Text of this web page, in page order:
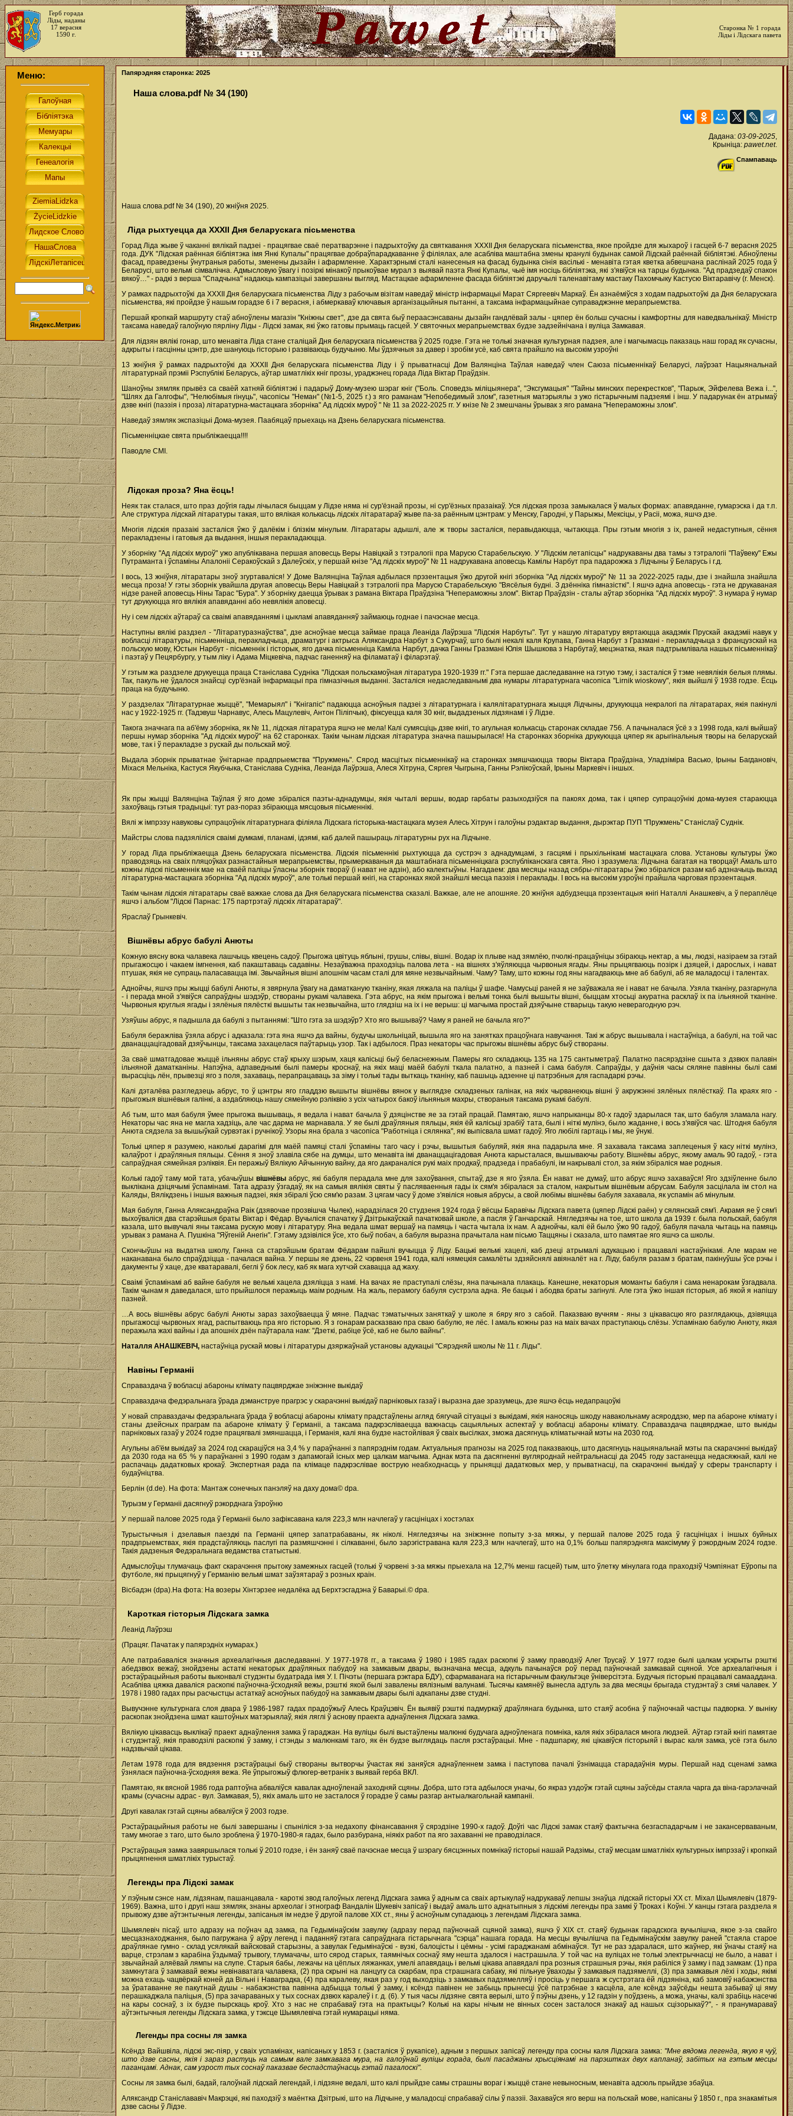
Герб горада
Ліды, наданы
17 верасня
1590 г.
Старонка № 1 горада
Ліды і Лідскага павета
Меню: Папярэдняя старонка: 2025
Наша слова.pdf № 34 (190)
Дадана: 03-09-2025,
Крыніца: pawet.net.
Спампаваць
Наша слова.pdf № 34 (190), 20 жніўня 2025.
Ліда рыхтуецца да ХХХII Дня беларускага пісьменства
Горад Ліда жыве ў чаканні вялікай падзеі - працягвае сваё ператварэнне і падрыхтоўку да святкавання ХХХII Дня беларускага пісьменства, якое пройдзе для жыхароў і гасцей 6-7 верасня 2025
года. ДУК "Лідская раённая бібліятэка імя Янкі Купалы" працягвае добраўпарадкаванне ў філіялах, але асабліва маштабна змены кранулі будынак самой Лідскай раённай бібліятэкі. Абноўлены
фасад, праведзены ўнутраныя работы, зменены дызайн і афармленне. Характэрнымі сталі нанесеныя на фасад будынка сінія васількі - менавіта гэтая кветка абвешчана раслінай 2025 года ў
Беларусі, што вельмі сімвалічна. Адмысловую ўвагу і позіркі мінакоў прыкоўвае мурал з выявай паэта Янкі Купалы, чыё імя носіць бібліятэка, які з'явіўся на тарцы будынка. "Ад прадзедаў спакон
вякоў…" - радкі з верша "Спадчына" надаюць кампазіцыі завершаны выгляд. Мастацкае афармленне фасада бібліятэкі даручылі таленавітаму мастаку Пахомчыку Кастусю Віктаравічу (г. Менск).
У рамках падрыхтоўкі да ХХХІІ Дня беларускага пісьменства Ліду з рабочым візітам наведаў міністр інфармацыі Марат Сяргеевіч Маркаў. Ён азнаёміўся з ходам падрыхтоўкі да Дня беларускага
пісьменства, які пройдзе ў нашым горадзе 6 і 7 верасня, і абмеркаваў ключавыя арганізацыйныя пытанні, а таксама інфармацыйнае суправаджэнне мерапрыемства.
Першай кропкай маршруту стаў абноўлены магазін "Кніжны свет", дзе да свята быў пераасэнсаваны дызайн гандлёвай залы - цяпер ён больш сучасны і камфортны для наведвальнікаў. Міністр
таксама наведаў галоўную пярліну Ліды - Лідскі замак, які ўжо гатовы прымаць гасцей. У святочных мерапрыемствах будзе задзейнічана і вуліца Замкавая.
Для лідзян вялікі гонар, што менавіта Ліда стане сталіцай Дня беларускага пісьменства ў 2025 годзе. Гэта не толькі значная культурная падзея, але і магчымасць паказаць наш горад як сучасны,
адкрыты і гасцінны цэнтр, дзе шануюць гісторыю і развіваюць будучыню. Мы ўдзячныя за давер і зробім усё, каб свята прайшло на высокім узроўні
13 жніўня ў рамках падрыхтоўкі да ХХХІІ Дня беларускага пісьменства Ліду і ў прыватнасці Дом Валянціна Таўлая наведаў член Саюза пісьменнікаў Беларусі, лаўрэат Нацыянальнай
літаратурнай прэміі Рэспублікі Беларусь, аўтар шматлікіх кніг прозы, ураджэнец горада Ліда Віктар Праўдзін.
Шаноўны зямляк прывёз са сваёй хатняй бібліятэкі і падарыў Дому-музею шэраг кніг ("Боль. Споведзь міліцыянера", "Эксгумацыя" "Тайны минских перекрестков", "Парыж, Эйфелева Вежа і...",
"Шлях да Галгофы", "Нелюбімыя гінуць", часопісы "Неман" (№1-5, 2025 г.) з яго раманам "Непобедимый злом", газетныя матэрыялы з ужо гістарычнымі падзеямі і інш. У падарунак ён атрымаў
дзве кнігі (паэзія і проза) літаратурна-мастацкага зборніка" Ад лідскіх муроў " № 11 за 2022-2025 гг. У кнізе № 2 змешчаны ўрывак з яго рамана "Непераможны злом".
Наведаў зямляк экспазіцыі Дома-музея. Паабяцаў прыехаць на Дзень беларускага пісьменства.
Пісьменніцкае свята прыбліжаецца!!!!
Паводле СМІ.
Лідская проза? Яна ёсць!
Неяк так сталася, што праз доўгія гады лічылася быццам у Лідзе няма ні сур'ёзнай прозы, ні сур'ёзных празаікаў. Уся лідская проза замыкалася ў малых формах: апавяданне, гумарэска і да т.п.
Але структура лідскай літаратуры такая, што вялікая колькасць лідскіх літаратараў жыве па-за раённым цэнтрам: у Менску, Гародні, у Парыжы, Мексіцы, у Расіі, можа, яшчэ дзе.
Многія лідскія празаікі засталіся ўжо ў далёкім і блізкім мінулым. Літаратары адышлі, але ж творы засталіся, перавыдаюцца, чытаюцца. Пры гэтым многія з іх, раней недаступныя, сёння
перакладзены і гатовыя да выдання, іншыя перакладаюцца.
У зборніку "Ад лідскіх муроў" ужо апублікавана першая аповесць Веры Навіцкай з тэтралогіі пра Марусю Старабельскую. У "Лідскім летапісцы" надрукаваны два тамы з тэтралогіі "Паўвеку" Ежы
Путраманта і ўспаміны Апалоніі Серакоўскай з Далеўскіх, у першай кнізе "Ад лідскіх муроў" № 11 надрукавана аповесць Камілы Нарбут пра падарожжа з Лідчыны ў Беларусь і г.д.
І вось, 13 жніўня, літаратары зноў згуртаваліся! У Доме Валянціна Таўлая адбылася прэзентацыя ўжо другой кнігі зборніка "Ад лідскіх муроў" № 11 за 2022-2025 гады, дзе і знайшла знайшла
месца проза! У гэты зборнік увайшла другая аповесць Веры Навіцкай з тэтралогіі пра Марусю Старабельскую "Вясёлыя будні. З дзённіка гімназісткі". І яшчэ адна аповесць - гэта не друкаваная
нідзе раней аповесць Ніны Тарас "Бура". У зборніку даецца ўрывак з рамана Віктара Праўдзіна "Непераможны злом". Віктар Праўдзін - сталы аўтар зборніка "Ад лідскіх муроў". З нумара ў нумар
тут друкуюцца яго вялікія апавяданні або невялікія аповесці.
Ну і сем лідскіх аўтараў са сваімі апавяданнямі і цыкламі апавяданняў займаюць годнае і пачэснае месца.
Наступны вялікі раздзел - "Літаратуразнаўства", дзе асноўнае месца займае праца Леаніда Лаўрэша "Лідскія Нарбуты". Тут у нашую літаратуру вяртаюцца акадэмік Прускай акадэміі навук у
вобласці літаратуры, пісьменніца, перакладчыца, драматург і актрыса Аляксандра Нарбут з Сукурчаў, што былі некалі каля Крупава, Ганна Нарбут з Гразмані - перакладчыца з французскай на
польскую мову, Юстын Нарбут - пісьменнік і гісторык, яго дачка пісьменніца Каміла Нарбут, дачка Ганны Гразмані Юлія Шышкова з Нарбутаў, мецэнатка, якая падтрымлівала нашых пісьменнікаў
і паэтаў у Пецярбургу, у тым ліку і Адама Міцкевіча, падчас ганенняў на філаматаў і філарэтаў.
У гэтым жа раздзеле друкуецца праца Станіслава Судніка "Лідская польскамоўная літаратура 1920-1939 гг." Гэта першае даследаванне на гэтую тэму, і засталіся ў тэме невялікія белыя плямы.
Так, пакуль не ўдалося знайсці сур'ёзнай інфармацыі пра гімназічныя выданні. Засталіся недаследаванымі два нумары літаратурнага часопіса "Lirnik wioskowy", якія выйшлі ў 1938 годзе. Ёсць
праца на будучыню.
У раздзелах "Літаратурнае жыццё", "Мемарыял" і "Кнігапіс" падаюцца асноўныя падзеі з літаратурнага і калялітаратурнага жыцця Лідчыны, друкуюцца некралогі па літаратарах, якія пакінулі
нас у 1922-1925 гг. (Тадэвуш Чарнавус, Алесь Мацулевіч, Антон Піліпчык), фіксуецца каля 30 кніг, выдадзеных лідзянамі і ў Лідзе.
Такога значнага па аб'ёму зборніка, як № 11, лідская літаратура яшчэ не мела! Калі сумясціць дзве кнігі, то агульная колькасць старонак складае 756. А пачыналася ўсё з з 1998 года, калі выйшаў
першы нумар зборніка "Ад лідскіх муроў" на 62 старонках. Такім чынам лідская літаратура значна пашырылася! На старонках зборніка друкуюцца цяпер як арыгінальныя творы на беларускай
мове, так і ў перакладзе з рускай ды польскай моў.
Выдала зборнік прыватнае ўнітарнае прадпрыемства "Пружмень". Сярод масцітых пісьменнікаў на старонках змяшчаюцца творы Віктара Праўдзіна, Уладзіміра Васько, Ірыны Багдановіч,
Міхася Мельніка, Кастуся Якубчыка, Станіслава Судніка, Леаніда Лаўрэша, Алеся Хітруна, Сяргея Чыгрына, Ганны Рэлікоўскай, Ірыны Маркевіч і іншых.
Як пры жыцці Валянціна Таўлая ў яго доме збіраліся паэты-аднадумцы, якія чыталі вершы, водар гарбаты разыходзіўся па пакоях дома, так і цяпер супрацоўнікі дома-музея стараюцца
захоўваць гэтыя традыцыі: тут раз-пораз збіраюцца мясцовыя пісьменнікі.
Вялі ж імпрэзу навуковы супрацоўнік літаратурнага філіяла Лідскага гісторыка-мастацкага музея Алесь Хітрун і галоўны рэдактар выдання, дырэктар ПУП "Пружмень" Станіслаў Суднік.
Майстры слова падзяліліся сваімі думкамі, планамі, ідэямі, каб далей пашыраць літаратурны рух на Лідчыне.
У горад Ліда прыбліжаецца Дзень беларускага пісьменства. Лідскія пісьменнікі рыхтуюцца да сустрэч з аднадумцамі, з гасцямі і прыхільнікамі мастацкага слова. Установы культуры ўжо
праводзяць на сваіх пляцоўках разнастайныя мерапрыемствы, прымеркаваныя да маштабнага пісьменніцкага рэспубліканскага свята. Яно і зразумела: Лідчына багатая на творцаў! Амаль што
кожны лідскі пісьменнік мае на сваёй паліцы ўласны зборнік твораў (і нават не адзін), або калектыўны. Нагадаем: два месяцы назад сябры-літаратары ўжо збіраліся разам каб адзначыць выхад
літаратурна-мастацкага зборніка "Ад лідскіх муроў", але толькі першай кнігі, на старонках якой знайшлі месца паэзія і пераклады. І вось на высокім узроўні прайшла чарговая прэзентацыя.
Такім чынам лідскія літаратары сваё важкае слова да Дня беларускага пісьменства сказалі. Важкае, але не апошняе. 20 жніўня адбудзецца прэзентацыя кнігі Наталлі Анашкевіч, а ў пераплёце
яшчэ і альбом "Лідскі Парнас: 175 партрэтаў лідскіх літаратараў".
Яраслаў Грынкевіч.
Вішнёвы абрус бабулі Анюты
Кожную вясну вока чалавека лашчыць квецень садоў. Прыгожа цвітуць яблыні, грушы, слівы, вішні. Водар іх плыве над зямлёю, пчолкі-працаўніцы збіраюць нектар, а мы, людзі, назіраем за гэтай
прыгажосцю і чакаем імгнення, каб пакаштаваць садавіны. Незаўважна праходзіць палова лета - на вішнях з'яўляюцца чырвоныя ягады. Яны прыцягваюць позірк і дзяцей, і дарослых, і нават
птушак, якія не супраць паласавацца імі. Звычайныя вішні апошнім часам сталі для мяне незвычайнымі. Чаму? Таму, што кожны год яны нагадваюць мне аб бабулі, аб яе маладосці і талентах.
Аднойчы, яшчэ пры жыцці бабулі Анюты, я звярнула ўвагу на даматканую тканіну, якая ляжала на паліцы ў шафе. Чамусьці раней я не заўважала яе і нават не бачыла. Узяла тканіну, разгарнула
- і перада мной з'явіўся сапраўдны шэдэўр, створаны рукамі чалавека. Гэта абрус, на якім прыгожа і вельмі тонка былі вышыты вішні, быццам хтосьці акуратна расклаў іх па ільняной тканіне.
Чырвоныя круглыя ягады і зялёныя пялёсткі вышыты так незвычайна, што глядзіш на іх і не верыш: ці магчыма простай дзяўчыне стварыць такую неверагодную рэч.
Узяўшы абрус, я падышла да бабулі з пытаннямі: "Што гэта за шэдэўр? Хто яго вышываў? Чаму я раней не бачыла яго?"
Бабуля беражліва ўзяла абрус і адказала: гэта яна яшчэ да вайны, будучы школьніцай, вышыла яго на занятках працоўнага навучання. Такі ж абрус вышывала і настаўніца, а бабулі, на той час
дванаццацігадовай дзяўчынцы, таксама захацелася паўтарыць узор. Так і адбылося. Праз некаторы час прыгожы вішнёвы абрус быў створаны.
За сваё шматгадовае жыццё ільняны абрус стаў крыху шэрым, хаця калісьці быў беласнежным. Памеры яго складаюць 135 на 175 сантыметраў. Палатно пасярэдзіне сшыта з дзвюх палавін
ільняной даматканіны. Напэўна, адпаведнымі былі памеры кроснаў, на якіх маці маёй бабулі ткала палатно, а пазней і сама бабуля. Сапраўды, у даўнія часы сяляне павінны былі самі
вырасціць лён, прывезці яго з поля, захаваць, перапрацаваць за зіму і толькі тады выткаць тканіну, каб пашыць адзенне ці патрэбныя для гаспадаркі рэчы.
Калі дэталёва разгледзець абрус, то ў цэнтры яго гладдзю вышыты вішнёвы вянок у выглядзе складзеных галінак, на якіх чырванеюць вішні ў акружэнні зялёных пялёсткаў. Па краях яго -
прыгожыя вішнёвыя галінкі, а аздабляюць нашу сямейную рэліквію з усіх чатырох бакоў ільняныя махры, створаныя таксама рукамі бабулі.
Аб тым, што мая бабуля ўмее прыгожа вышываць, я ведала і нават бачыла ў дзяцінстве яе за гэтай працай. Памятаю, яшчэ напрыканцы 80-х гадоў здарылася так, што бабуля зламала нагу.
Некаторы час яна не магла хадзіць, але час дарма не марнавала. У яе былі драўляныя пяльцы, якія ёй калісьці зрабіў тата, былі і ніткі мулінэ, было жаданне, і вось з'явіўся час. Штодня бабуля
Анюта сядзела за вышыўкай сурвэтак і ручнікоў. Узоры яна брала з часопіса "Работніца і сялянка", які выпісвала шмат гадоў. Яго любілі гартаць і мы, яе ўнукі.
Толькі цяпер я разумею, наколькі дарагімі для маёй памяці сталі ўспаміны таго часу і рэчы, вышытыя бабуляй, якія яна падарыла мне. Я захавала таксама заплеценыя ў касу ніткі мулінэ,
калаўрот і драўляныя пяльцы. Сёння я зноў злавіла сябе на думцы, што менавіта імі дванаццацігадовая Анюта карысталася, вышываючы работу. Вішнёвы абрус, якому амаль 90 гадоў, - гэта
сапраўдная сямейная рэліквія. Ён перажыў Вялікую Айчынную вайну, да яго дакраналіся рукі маіх продкаў, прадзеда і прабабулі, ім накрывалі стол, за якім збіраліся мае родныя.
Колькі гадоў таму мой тата, убачыўшы вішнёвыабрус, які бабуля перадала мне для захоўвання, спытаў, дзе я яго ўзяла. Ён нават не думаў, што абрус яшчэ захаваўся! Яго здзіўленне было
выклікана дзіцячымі ўспамінамі. Тата адразу ўзгадаў, як на самыя вялікія святы ў пасляваенныя гады іх сям'я збіралася за сталом, накрытым вішнёвым абрусам. Бабуля засцілала ім стол на
Каляды, Вялікдзень і іншыя важныя падзеі, якія збіралі ўсю сям'ю разам. З цягам часу ў доме з'явіліся новыя абрусы, а свой любімы вішнёвы бабуля захавала, як успамін аб мінулым.
Мая бабуля, Ганна Аляксандраўна Раік (дзявочае прозвішча Чылек), нарадзілася 20 студзеня 1924 года ў вёсцы Баравічы Лідскага павета (цяпер Лідскі раён) у сялянскай сям'і. Акрамя яе ў сям'і
выхоўваліся два старэйшыя браты Віктар і Фёдар. Вучыліся спачатку ў Дзітрыкаўскай пачатковай школе, а пасля ў Ганчарскай. Нягледзячы на тое, што школа да 1939 г. была польскай, бабуля
казала, што вывучалі яны таксама рускую мову і літаратуру. Яна ведала шмат вершаў на памяць і часта чытала іх нам. А аднойчы, калі ёй было ўжо 90 гадоў, бабуля пачала чытаць на памяць
урывак з рамана А. Пушкіна "Яўгеній Анегін". Гэтаму здзівіліся ўсе, хто быў побач, а бабуля выразна прачытала нам пісьмо Таццяны і сказала, што памятае яго яшчэ са школы.
Скончыўшы на выдатна школу, Ганна са старэйшым братам Фёдарам пайшлі вучыцца ў Ліду. Бацькі вельмі хацелі, каб дзеці атрымалі адукацыю і працавалі настаўнікамі. Але марам не
наканавана было спраўдзіцца - пачалася вайна. У першы яе дзень, 22 чэрвеня 1941 года, калі нямецкія самалёты здзяйснялі авіяналёт на г. Ліду, бабуля разам з братам, пакінуўшы ўсе рэчы і
дакументы ў хаце, дзе кватаравалі, беглі ў бок лесу, каб як мага хутчэй схавацца ад жаху.
Сваімі ўспамінамі аб вайне бабуля не вельмі хацела дзяліцца з намі. На вачах яе праступалі слёзы, яна пачынала плакаць. Канешне, некаторыя моманты бабуля і сама ненарокам ўзгадвала.
Такім чынам я даведалася, што прыйшлося перажыць маім родным. На жаль, перамогу бабуля сустрэла адна. Яе бацькі і абодва браты загінулі. Але гэта ўжо іншая гісторыя, аб якой я напішу
пазней.
…А вось вішнёвы абрус бабулі Анюты зараз захоўваецца ў мяне. Падчас тэматычных заняткаў у школе я бяру яго з сабой. Паказваю вучням - яны з цікавасцю яго разглядаюць, дзівяцца
прыгажосці чырвоных ягад, распытваюць пра яго гісторыю. Я з гонарам расказваю пра сваю бабулю, яе лёс. І амаль кожны раз на маіх вачах праступаюць слёзы. Успамінаю бабулю Анюту, якая
перажыла жахі вайны і да апошніх дзён паўтарала нам: "Дзеткі, рабіце ўсё, каб не было вайны".
Наталля АНАШКЕВІЧ, настаўніца рускай мовы і літаратуры дзяржаўнай установы адукацыі "Сярэдняй школы № 11 г. Ліды".
Навіны Германіі
Справаздача ў вобласці абароны клімату пацвярджае зніжэнне выкідаў
Справаздача федэральнага ўрада дэманструе прагрэс у скарачэнні выкідаў парніковых газаў і выразна дае зразумець, дзе яшчэ ёсць недапрацоўкі
У новай справаздачы федэральнага ўрада ў вобласці абароны клімату прадстаўлены агляд бягучай сітуацыі з выкідамі, якія наносяць шкоду навакольнаму асяроддзю, мер па абароне клімату і
станы дзейсных праграм па абароне клімату ў Германіі, а таксама падкрэсліваецца важнасць сацыяльных аспектаў у вобласці абароны клімату. Справаздача пацвярджае, што выкіды
парніковых газаў у 2024 годзе працягвалі змяншацца, і Германія, калі яна будзе настойлівая ў сваіх высілках, зможа дасягнуць кліматычнай мэты на 2030 год.
Агульны аб'ём выкідаў за 2024 год скараціўся на 3,4 % у параўнанні з папярэднім годам. Актуальныя прагнозы на 2025 год паказваюць, што дасягнуць нацыянальнай мэты па скарачэнні выкідаў
да 2030 года на 65 % у параўнанні з 1990 годам з дапамогай існых мер цалкам магчыма. Аднак мэта па дасягненні вугляроднай нейтральнасці да 2045 году застанецца недасяжнай, калі не
распачаць дадатковых крокаў. Экспертная рада па клімаце падкрэслівае вострую неабходнасць у прыняцці дадатковых мер, у прыватнасці, па скарачэнні выкідаў у сферы транспарту і
будаўніцтва.
Берлін (d.de). На фота: Мантаж сонечных панэляў на даху дома© dpa.
Турызм у Германіі дасягнуў рэкорднага ўзроўню
У першай палове 2025 года ў Германіі было зафіксавана каля 223,3 млн начлегаў у гасцініцах і хостэлах
Турыстычныя і дзелавыя паездкі па Германіі цяпер запатрабаваны, як ніколі. Нягледзячы на зніжэнне попыту з-за мяжы, у першай палове 2025 года ў гасцініцах і іншых буйных
прадпрыемствах, якія прадстаўляюць паслугі па размяшчэнні і сілкаванні, было зарэгістравана каля 223,3 млн начлегаў, што на 0,1% больш папярэдняга максімуму ў рэкордным 2024 годзе.
Такія дадзеныя Федэральнага ведамства статыстыкі.
Адмыслоўцы тлумачаць факт скарачэння прытоку замежных гасцей (толькі ў чэрвені з-за мяжы прыехала на 12,7% менш гасцей) тым, што ўлетку мінулага года праходзіў Чэмпіянат Еўропы па
футболе, які прыцягнуў у Германію вельмі шмат заўзятараў з розных краін.
Вісбадэн (dpa).На фота: На возеры Хінтэрзее недалёка ад Берхтэсгадэна ў Баварыі.© dpa.
Кароткая гісторыя Лідскага замка
Леанід Лаўрэш
(Працяг. Пачатак у папярэдніх нумарах.)
Але патрабаваліся значныя археалагічныя даследаванні. У 1977-1978 гг., а таксама ў 1980 і 1985 гадах раскопкі ў замку праводзіў Алег Трусаў. У 1977 годзе былі цалкам ускрыты рэшткі
абедзвюх вежаў, знойдзены астаткі некаторых драўляных пабудоў на замкавым двары, вызначана месца, адкуль пачынаўся роў перад паўночнай замкавай сцяной. Усе археалагічныя i
рэстаўрацыйныя работы выконвалі студэнты будатрада імя У. І. Пiчэты (першага рэктара БДУ), сфармаванага на гістарычным факультэце ўніверсітэта. Будучыя гісторыкі працавалі самааддана.
Асабліва цяжка даваліся раскопкі паўночна-ўсходняй вежы, рэшткі якой былі завалены вялізнымі валунамі. Тысячы камянёў вынесла адтуль за два месяцы брыгада студэнтаў з сямі чалавек. У
1978 і 1980 гадах пры расчыстцы астаткаў асноўных пабудоў на замкавым двары былі адкапаны дзве студні.
Вывучэнне культурнага слоя двара ў 1986-1987 гадах прадоўжыў Алесь Краўцэвіч. Ён выявіў рэшткі падмуркаў драўлянага будынка, што стаяў асобна ў паўночнай частцы падворка. У выніку
раскопак знойдзена шмат каштоўных матэрыялаў, якія ляглі ў аснову праекта аднаўлення Лідскага замка.
Вялікую цікавасць выклікаў праект аднаўлення замка ў гараджан. На вуліцы былі выстаўлены малюнкі будучага адноўленага помніка, каля якіх збіралася многа людзей. Аўтар гэтай кнігі памятае
і студэнтаў, якія праводзілі раскопкі ў замку, і стэнды з малюнкамі таго, як ён будзе выглядаць пасля рэстаўрацыі. Мне - падшпарку, які цікавіўся гісторыяй і вырас каля замка, усё гэта было
надзвычай цікава.
Летам 1978 года для вядзення рэстаўрацыі быў створаны вытворчы ўчастак які заняўся аднаўленнем замка і паступова пачалі ўзнімацца старадаўнія муры. Першай над сценамі замка
ўзнялася паўночна-ўсходняя вежа. Яе ўпрыгожыў флюгер-ветранік з выявай герба ВКЛ.
Памятаю, як вясной 1986 года раптоўна абваліўся кавалак адноўленай заходняй сцяны. Добра, што гэта адбылося уначы, бо якраз уздоўж гэтай сцяны заўсёды стаяла чарга да віна-гарэлачнай
крамы (сучасны адрас - вул. Замкавая, 5), якіх амаль што не засталося ў горадзе ў самы разгар антыалкагольнай кампаніі.
Другі кавалак гэтай сцяны абваліўся ў 2003 годзе.
Рэстаўрацыйныя работы не былі завершаны і спыніліся з-за недахопу фінансавання ў сярэдзіне 1990-х гадоў. Доўгі час Лідскі замак стаяў фактычна безгаспадарчым і не закансерваваным,
таму многае з таго, што было зроблена ў 1970-1980-я гадах, было разбурана, ніякіх работ па яго захаванні не праводзілася.
Рэстаўрацыя замка завяршылася толькі ў 2010 годзе, і ён заняў сваё пачэснае месца ў шэрагу бясцэнных помнікаў гісторыі нашай Радзімы, стаў месцам шматлікіх культурных імпрэзаў і кропкай
прыцягнення шматлікіх турыстаў.
Легенды пра Лідскі замак
У пэўным сэнсе нам, лідзянам, пашанцавала - кароткі звод галоўных легенд Лідскага замка ў адным са сваіх артыкулаў надрукаваў лепшы знаўца лідскай гісторыі ХХ ст. Міхал Шымялевіч (1879-
1969). Важна, што і другі наш зямляк, знаны археолаг і этнограф Вандалін Шукевіч запісаў і выдаў амаль што аднатыпныя з лідскімі легенды пра замкі ў Троках і Коўні. У канцы гэтага раздзела я
прывожу дзве аўтэнтычныя легенды, запісаныя ім недзе ў другой палове XIX ст., яны ў асноўным супадаюць з легендамі Лідскага замка.
Шымялевіч пісаў, што адразу на поўнач ад замка, па Гедымінаўскім завулку (адразу перад паўночнай сцяной замка), яшчэ ў XIX ст. стаяў будынак гарадскога вучылішча, якое з-за свайго
месцазнаходжання, было пагружана ў аўру легенд і паданняў гэтага сапраўднага гістарычнага "сэрца" нашага горада. На месцы вучылішча па Гедымінаўскім завулку раней "стаяла старое
драўлянае гумно - склад усялякай вайсковай старызны, а завулак Гедымінаўскі - вузкі, балоцісты і цёмны - усімі гараджанамі абмінаўся. Тут не раз здаралася, што жаўнер, які ўначы стаяў на
варце, стрэлам з карабіна ўздымаў трывогу, тлумачачы, што сярод старых, таямнічых соснаў яму нешта здалося і настрашыла. У той час на вуліцах не толькі электрычнасці не было, а нават і
звычайнай аляёвай лямпы на слупе. Старыя бабы, лежачы на цёплых ляжанках, умелі апавядаць і вельмі цікава апавядалі пра розныя страшныя рэчы, якія рабіліся ў замку і пад замкам: (1) пра
замкнутага ў замкавай вежы невінаватага чалавека, (2) пра скрыні на ланцугу са скарбам, пра страшнага сабаку, які пільнуе ўваходы ў замкавыя падзямеллі, (3) пра замкавыя лёхі і ходы, якімі
можна ехаць чацвёркай коней да Вільні і Наваградка, (4) пра каралеву, якая раз у год выходзіць з замкавых падзямелляў і просіць у першага ж сустрэтага ёй лідзяніна, каб замовіў набажэнства
за ўратаванне яе пакутнай душы - набажэнства павінна адбыцца толькі ў замку, і ксёндз павінен не забыць прынесці ўсё патрэбнае з касцёла, але ксёндз заўсёды нешта забываў ці яму
перашкаджала паліцыя, (5) пра зачараваных у тых соснах дзвюх каралеў і г. д. (6). У тыя часы лідзяне свята верылі, што ў пэўны дзень, у 12 гадзін у поўдзень, а можа, уначы, калі зрабіць насечкі
на кары соснаў, з іх будзе пырскаць кроў. Хто з нас не спрабаваў гэта на практыцы? Колькі на кары нічым не вінных сосен засталося знакаў ад нашых сцізорыкаў?", - я пранумараваў
аўтэнтычныя легенды Лідскага замка, у тэксце Шымялевіча гэтай нумарацыі няма.
Легенды пра сосны ля замка
Ксёндз Вайшвіла, лідскі экс-піяр, у сваіх успамінах, напісаных у 1853 г. (засталіся ў рукапісе), адным з першых запісаў легенду пра сосны каля Лідскага замка: "Мне вядома легенда, якую я чуў,
што дзве сасны, якія і зараз растуць на самым вале замкавага мура, на галоўнай вуліцы горада, былі пасаджаны хрысціянамі на парэштках двух капланаў, забітых на гэтым месцы
паганцамі. Аднак, сам узрост тых соснаў паказвае беспадстаўнасць гэтай пагалоскі".
Сосны ля замка былі, бадай, галоўнай лідскай легендай, і лідзяне ведалі, што калі прыйдзе самы страшны вораг і жыццё стане невыносным, менавіта адсюль прыйдзе збаўца.
Аляксандр Станіслававіч Макрэцкі, які паходзіў з маёнтка Дзітрыкі, што на Лідчыне, у маладосці спрабаваў сілы ў паэзіі. Захаваўся яго верш на польскай мове, напісаны ў 1850 г., пра знакамітыя
дзве сасны ў Лідзе.